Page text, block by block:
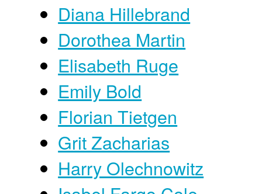
Diana Hillebrand
Dorothea Martin
Elisabeth Ruge
Emily Bold
Florian Tietgen
Grit Zacharias
Harry Olechnowitz